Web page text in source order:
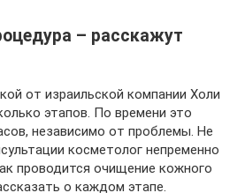
– расскажут
от израильской компании Холи
этапов. По времени это
независимо от проблемы. Не
косметолог непременно
проводится очищение кожного
о каждом этапе.